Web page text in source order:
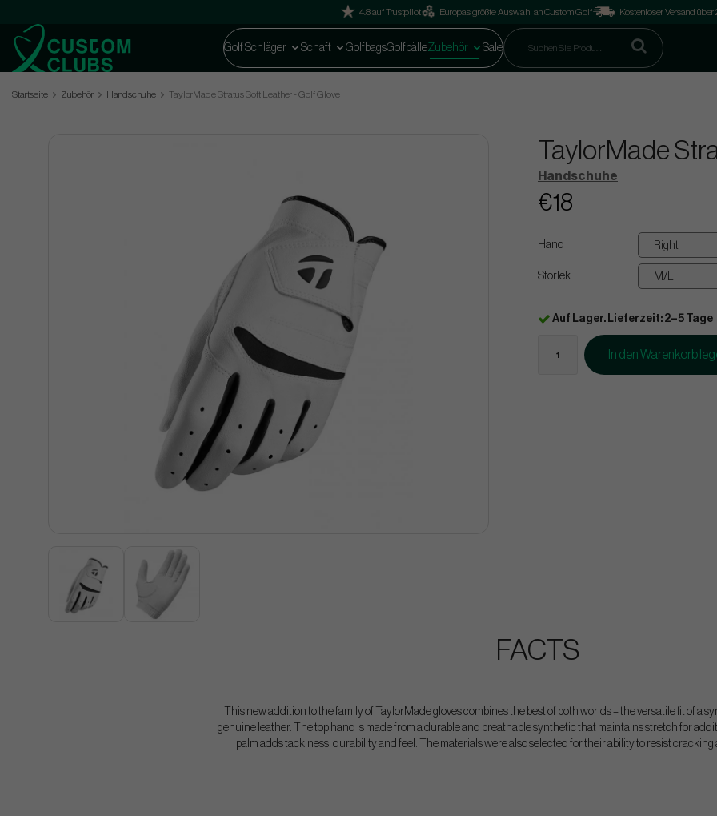
4.8 auf Trustpilot Europas größte Auswahl an Custom Golf Kostenloser Versand über
Golf Schläger Schaft GolfbagsGolfbälleZubehör Sale
Startseite Zubehör Handschuhe TaylorMade Stratus Soft Leather - Golf Glove
TaylorMade
Handschuhe
€18
Hand
Storlek
Auf Lager. Lieferzeit: 2–5 Tage
In den Warenkorb
FACTS
This new addition to the family of TaylorMade gloves combines the best of both worlds – the versatile fit of a
genuine leather. The top hand is made from a durable and breathable synthetic that maintains stretch for
palm adds tackiness, durability and feel. The materials were also selected for their ability to resist cracking